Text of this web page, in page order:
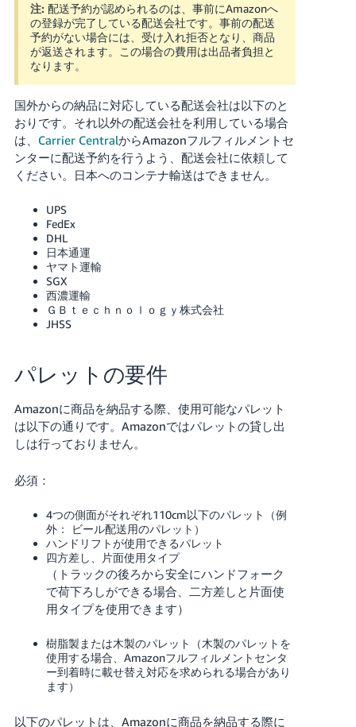
注: 配送予約が認められるのは、事前にAmazonへ
の登録が完了している配送会社です。事前の配送
予約がない場合には、受け入れ拒否となり、商品
が返送されます。この場合の費用は出品者負担と
なります。
国外からの納品に対応している配送会社は以下のと
おりです。それ以外の配送会社を利用している場合
は、 Carrier CentralからAmazonフルフィルメントセ
ンターに配送予約を行うよう、配送会社に依頼して
ください。日本へのコンテナ輸送はできません。
UPS
FedEx
DHL
日本通運
ヤマト運輸
SGX
西濃運輸
ＧＢｔｅｃｈｎｏｌｏｇｙ株式会社
JHSS
パレットの要件
Amazonに商品を納品する際、使用可能なパレット
は以下の通りです。Amazonではパレットの貸し出
しは行っておりません。
必須：
4つの側面がそれぞれ110cm以下のパレット（例
外： ビール配送用のパレット）
ハンドリフトが使用できるパレット
四方差し、片面使用タイプ
（トラックの後ろから安全にハンドフォーク
で荷下ろしができる場合、二方差しと片面使
用タイプを使用できます）
樹脂製または木製のパレット（木製のパレットを
使用する場合、Amazonフルフィルメントセンタ
ー到着時に載せ替え対応を求められる場合があり
ます）
以下のパレットは、Amazonに商品を納品する際に